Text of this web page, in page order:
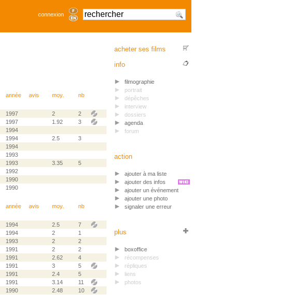
connexion
année avis moy. nb
1997 2
2
1997 1.92
3
1994
1994 2.5
3
1994
1993
1993 3.35
5
1992
1990
1990
année avis moy. nb
1994 2.5
7
1994 2
1
1993 2
2
1991 2
2
1991 2.62
4
1991 3
5
1991 2.4
5
1991 3.14
11
1990 2.48
10
acheter ses films
info
filmographie
portrait
dépêches
interview
dossiers
agenda
forum
action
ajouter à ma liste
ajouter des infos
ajouter un événement
ajouter une photo
signaler une erreur
plus
boxoffice
récompenses
répliques
liens
photos